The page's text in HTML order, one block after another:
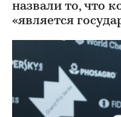
назвали то, что
«является